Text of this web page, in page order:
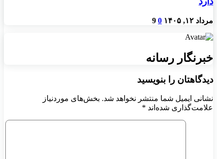
مرداد ۱۲, ۱۴۰۵ 0
9
خبرنگار رسانه
دیدگاهتان را بنویسید
نشانی ایمیل شما منتشر نخواهد شد. بخش‌های موردنیاز
علامت‌گذاری شده‌اند *